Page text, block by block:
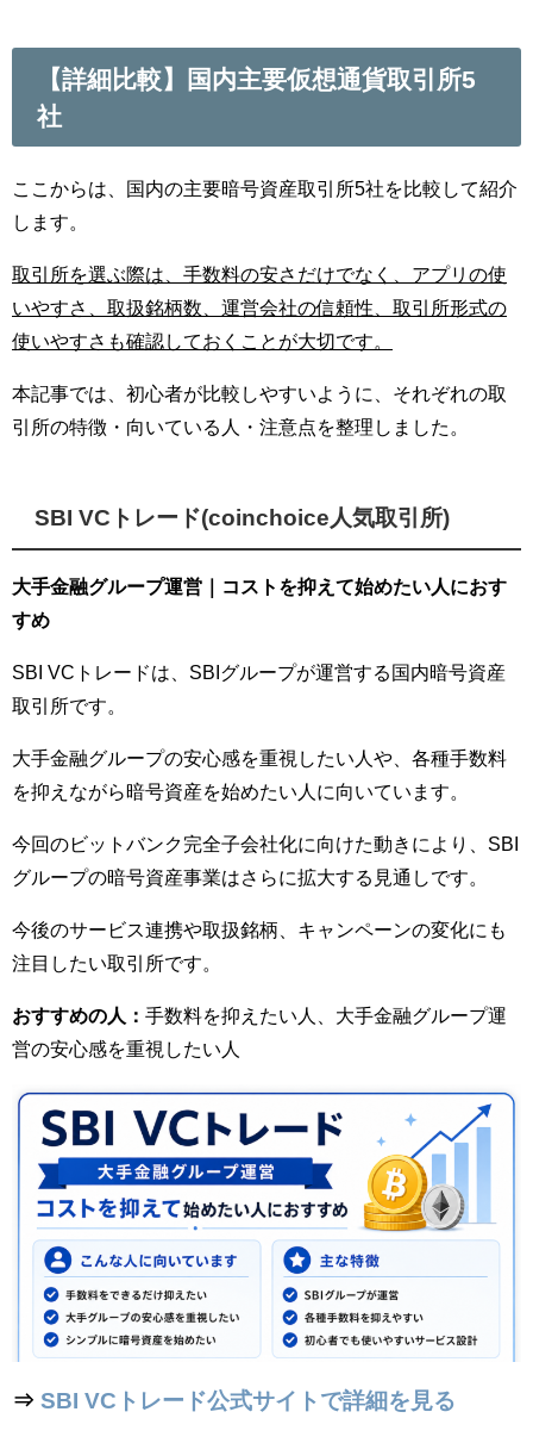
【詳細比較】国内主要仮想通貨取引所5
社
ここからは、国内の主要暗号資産取引所5社を比較して紹介
します。
取引所を選ぶ際は、手数料の安さだけでなく、アプリの使
いやすさ、取扱銘柄数、運営会社の信頼性、取引所形式の
使いやすさも確認しておくことが大切です。
本記事では、初心者が比較しやすいように、それぞれの取
引所の特徴・向いている人・注意点を整理しました。
SBI VCトレード(coinchoice人気取引所)
大手金融グループ運営｜コストを抑えて始めたい人におす
すめ
SBI VCトレードは、SBIグループが運営する国内暗号資産
取引所です。
大手金融グループの安心感を重視したい人や、各種手数料
を抑えながら暗号資産を始めたい人に向いています。
今回のビットバンク完全子会社化に向けた動きにより、SBI
グループの暗号資産事業はさらに拡大する見通しです。
今後のサービス連携や取扱銘柄、キャンペーンの変化にも
注目したい取引所です。
おすすめの人： 手数料を抑えたい人、大手金融グループ運
営の安心感を重視したい人
⇒ SBI VCトレード公式サイトで詳細を見る